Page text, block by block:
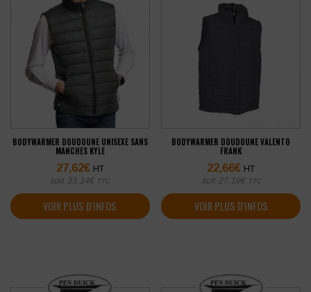
BODYWARMER DOUDOUNE UNISEXE SANS
MANCHES KYLE
27,62€ HT
soit 33,14€ TTC
VOIR PLUS D'INFOS
BODYWARMER DOUDOUNE VALENTO
FRANK
22,66€ HT
soit 27,19€ TTC
VOIR PLUS D'INFOS